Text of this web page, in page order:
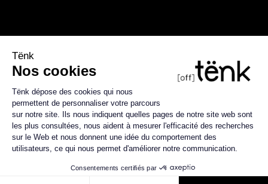
Tënk est édité par la coopérative SCIC Tënk basée à